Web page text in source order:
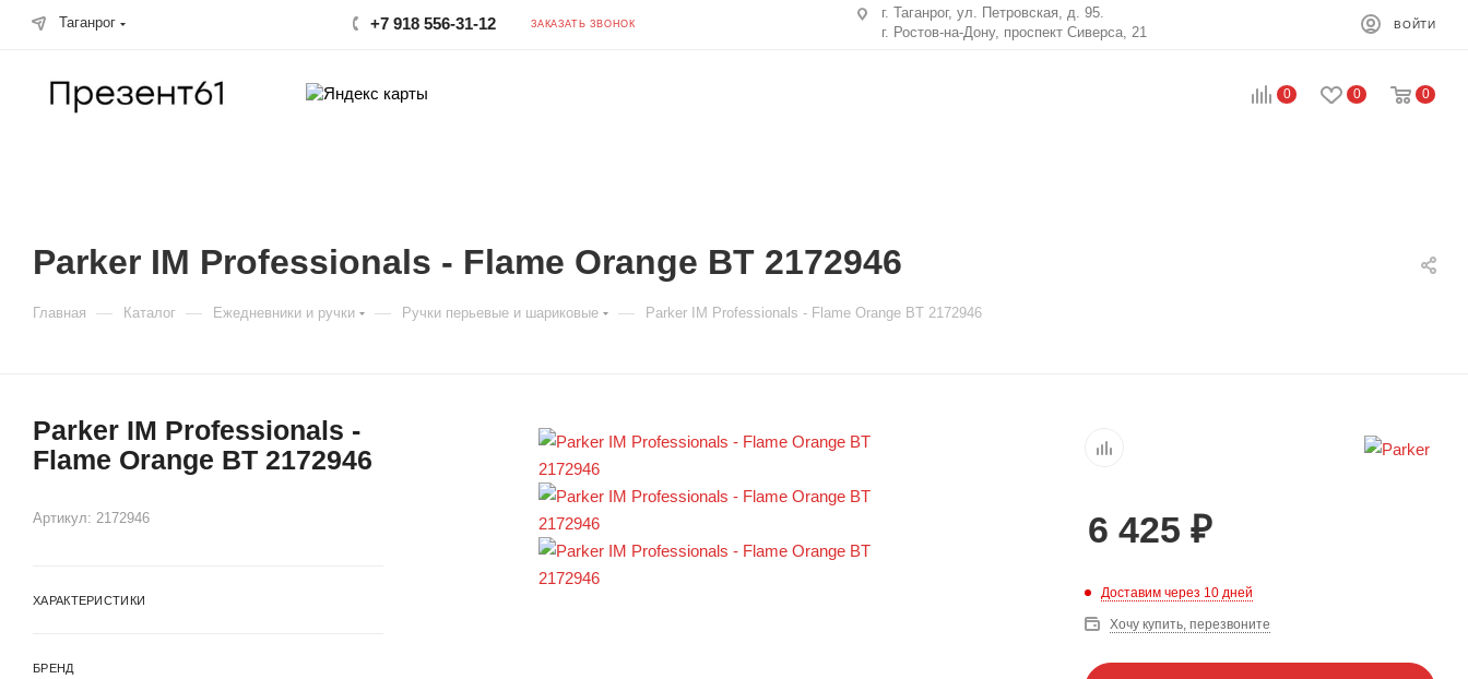
Таганрог +7 918 556-31-12 ЗАКАЗАТЬ ЗВОНОК
г. Таганрог, ул. Петровская, д. 95.
г. Ростов-на-Дону, проспект Сиверса, 21
ВОЙТИ
0 0 0
Parker IM Professionals - Flame Orange BT 2172946
Главная — Каталог — Ежедневники и ручки — Ручки перьевые и шариковые — Parker IM Professionals - Flame Orange BT 2172946
Parker IM Professionals -
Flame Orange BT 2172946
Артикул: 2172946
ХАРАКТЕРИСТИКИ
БРЕНД
6 425 ₽
Доставим через 10 дней
Хочу купить, перезвоните